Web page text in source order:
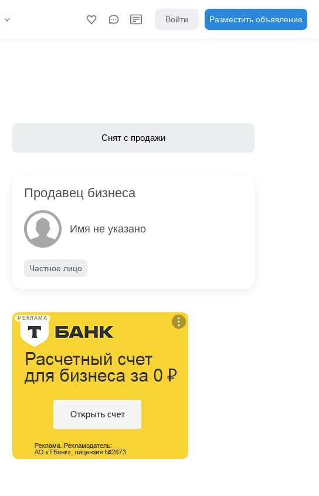
Войти Разместить объявление
Снят с продажи
Продавец бизнеса
Имя не указано
Частное лицо
РЕКЛАМА